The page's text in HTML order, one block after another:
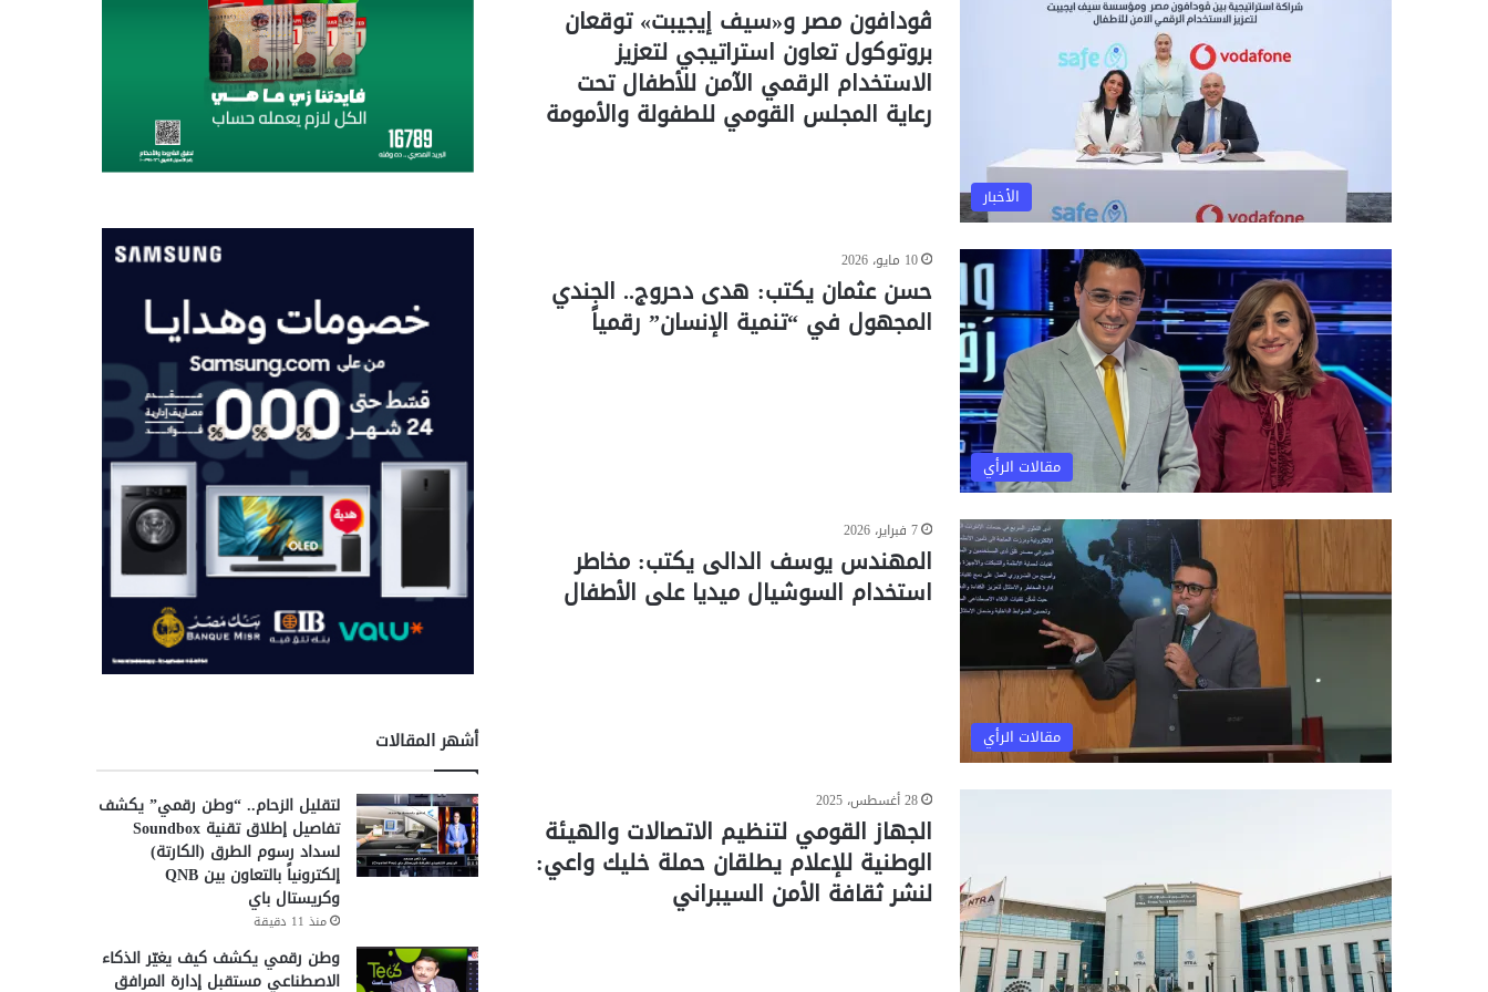
الأخبار
ڤودافون مصر و«سيف إيجيبت» توقعان
بروتوكول تعاون استراتيجي لتعزيز
الاستخدام الرقمي الآمن للأطفال تحت
رعاية المجلس القومي للطفولة والأمومة
مقالات الرأي
10 مايو، 2026
حسن عثمان يكتب: هدى دحروج.. الجندي
المجهول في “تنمية الإنسان” رقمياً
مقالات الرأي
7 فبراير، 2026
المهندس يوسف الدالى يكتب: مخاطر
استخدام السوشيال ميديا على الأطفال
28 أغسطس، 2025
الجهاز القومي لتنظيم الاتصالات والهيئة
الوطنية للإعلام يطلقان حملة خليك واعي:
لنشر ثقافة الأمن السيبراني
أشهر المقالات
لتقليل الزحام.. “وطن رقمي” يكشف
تفاصيل إطلاق تقنية Soundbox
لسداد رسوم الطرق (الكارتة)
إلكترونياً بالتعاون بين QNB
وكريستال باي
منذ 11 دقيقة
وطن رقمي يكشف كيف يغيّر الذكاء
الاصطناعي مستقبل إدارة المرافق